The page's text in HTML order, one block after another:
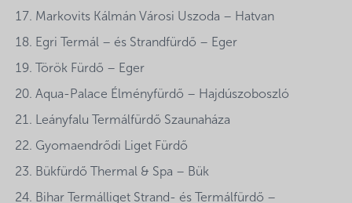
Markovits Kálmán Városi Uszoda – Hatvan
Egri Termál – és Strandfürdő – Eger
Török Fürdő – Eger
Aqua-Palace Élményfürdő – Hajdúszoboszló
Leányfalu Termálfürdő Szaunaháza
Gyomaendrődi Liget Fürdő
Bükfürdő Thermal & Spa – Bük
Bihar Termálliget Strand- és Termálfürdő –